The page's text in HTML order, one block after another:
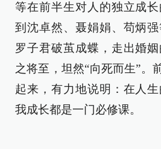
等在前半生对人的独立成
到沈卓然、聂娟娟、苟炳强
罗子君破茧成蝶，走出婚
之将至，坦然“向死而生”。
起来，有力地说明：在人
我成长都是一门必修课。